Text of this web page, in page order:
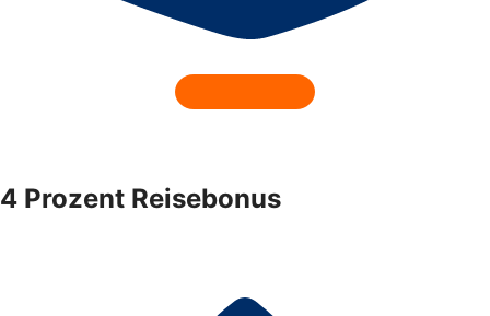
4 Prozent Reisebonus